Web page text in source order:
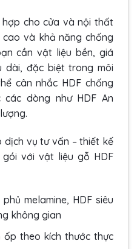
hợp cho cửa và nội thất
và khả năng chống
cần vật liệu bền, giá
dài, đặc biệt trong môi
cân nhắc HDF chống
dòng như HDF An
dịch vụ tư vấn – thiết kế
với vật liệu gỗ HDF
melamine, HDF siêu
không gian
ốp theo kích thước thực